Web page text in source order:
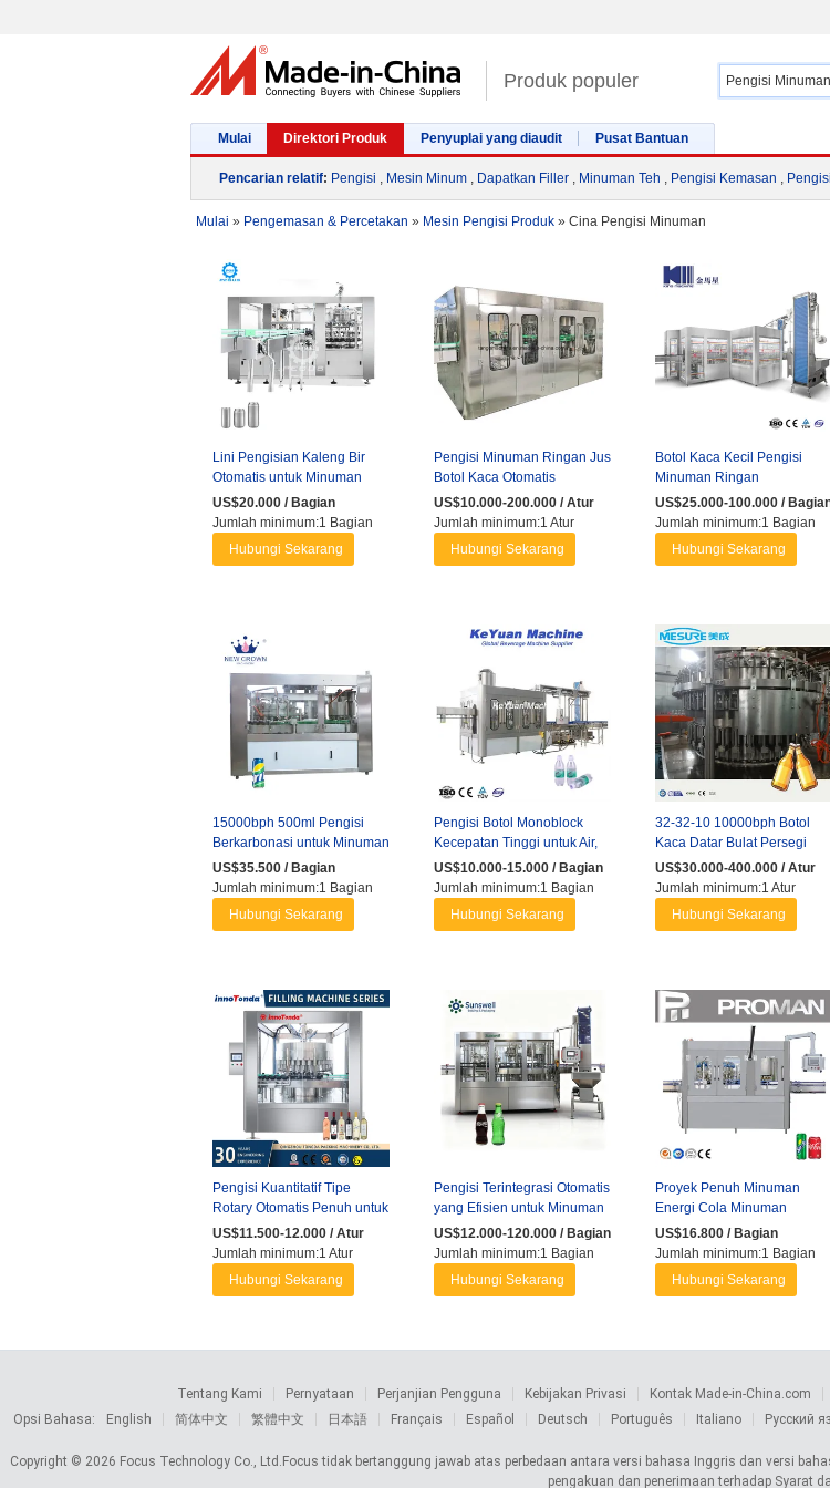
Produk populer
Mulai Direktori Produk Penyuplai yang diaudit Pusat Bantuan
Pencarian relatif: Pengisi , Mesin Minum , Dapatkan Filler , Minuman Teh , Pengisi Kemasan ,
Mulai » Pengemasan & Percetakan » Mesin Pengisi Produk » Cina Pengisi Minuman
Lini Pengisian Kaleng Bir
Otomatis untuk Minuman
Berkarbonasi dengan
Pengisi ...
US$20.000 / Bagian
Jumlah minimum:1 Bagian
Hubungi Sekarang
Pengisi Minuman Ringan Jus
Botol Kaca Otomatis
US$10.000-200.000 / Atur
Jumlah minimum:1 Atur
Hubungi Sekarang
Botol Kaca Kecil Pengisi
Minuman Ringan
Berkarbonasi
US$25.000-100.000 /
Jumlah minimum:1 Bagian
Hubungi Sekarang
15000bph 500ml Pengisi
Berkarbonasi untuk Minuman
Gas dengan Tangki Cairan ...
US$35.500 / Bagian
Jumlah minimum:1 Bagian
Hubungi Sekarang
Pengisi Botol Monoblock
Kecepatan Tinggi untuk Air,
Jus & Minuman Ringan
US$10.000-15.000 / Bagian
Jumlah minimum:1 Bagian
Hubungi Sekarang
32-32-10 10000bph Botol
Kaca Datar Bulat Persegi
Pengisi Minuman Bir
US$30.000-400.000 / Atur
Jumlah minimum:1 Atur
Hubungi Sekarang
Pengisi Kuantitatif Tipe
Rotary Otomatis Penuh untuk
Anggur Putih Minuman Keras
...
US$11.500-12.000 / Atur
Jumlah minimum:1 Atur
Hubungi Sekarang
Pengisi Terintegrasi Otomatis
yang Efisien untuk Minuman
Soda Berkarbonasi dalam ...
US$12.000-120.000 / Bagian
Jumlah minimum:1 Bagian
Hubungi Sekarang
Proyek Penuh Minuman
Energi Cola Minuman
Ringan 330ml Pengisi
Kaleng Bir untuk ...
US$16.800 / Bagian
Jumlah minimum:1 Bagian
Hubungi Sekarang
Tentang Kami Pernyataan Perjanjian Pengguna Kebijakan Privasi Kontak Made-in-China.com
Opsi Bahasa:
English 简体中文 繁體中文 日本語 Français Español Deutsch Português Italiano Русский
Copyright © 2026 Focus Technology Co., Ltd.Focus tidak bertanggung jawab atas perbedaan antara versi bahasa Inggris dan versi
pengakuan dan penerimaan terhadap Syarat